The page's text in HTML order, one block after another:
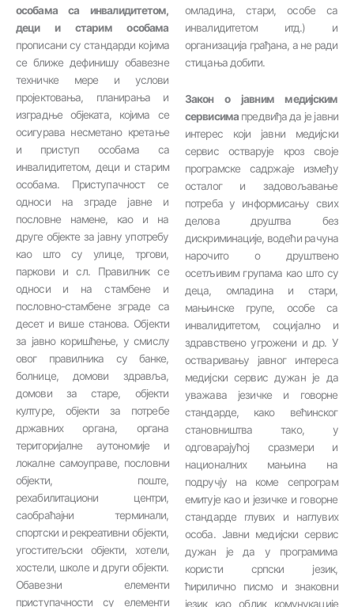
особама са инвалидитетом,
деци и старим особама
прописани су стандарди којима
се ближе дефинишу обавезне
техничке мере и услови
пројектовања, планирања и
изградње објеката, којима се
осигурава несметано кретање
и приступ особама са
инвалидитетом, деци и старим
особама. Приступачност се
односи на зграде јавне и
пословне намене, као и на
друге објекте за јавну употребу
као што су улице, тргови,
паркови и сл. Правилник се
односи и на стамбене и
пословно-стамбене зграде са
десет и више станова. Објекти
за јавно коришћење, у смислу
овог правилника су банке,
болнице, домови здравља,
домови за старе, објекти
културе, објекти за потребе
државних органа, органа
територијалне аутономије и
локалне самоуправе, пословни
објекти, поште,
рехабилитациони центри,
саобраћајни терминали,
спортски и рекреативни објекти,
угоститељски објекти, хотели,
хостели, школе и други објекти.
Обавезни елементи
приступачности су eлементи
омладина, стари, особе са
инвалидитетом итд.) и
организација грађана, а не ради
стицања добити.
Закон о јавним медијским
сервисимапредвиђа да је јавни
интерес који јавни медијски
сервис остварује кроз своје
програмске садржаје између
осталог и задовољавање
потреба у информисању свих
делова друштва без
дискриминације, водећи рачуна
нарочито о друштвено
осетљивим групама као што су
деца, омладина и стари,
мањинске групе, особе са
инвалидитетом, социјално и
здравствено угрожени и др. У
остваривању јавног интереса
медијски сервис дужан је да
уважава језичке и говорне
стандарде, како већинског
становништва тако, у
одговарајућој сразмери и
националних мањина на
подручју на коме сепрограм
емитује као и језичке и говорне
стандарде глувих и наглувих
особа. Јавни медијски сервис
дужан је да у програмима
користи српски језик,
ћирилично писмо и знаковни
језик као облик комунукације